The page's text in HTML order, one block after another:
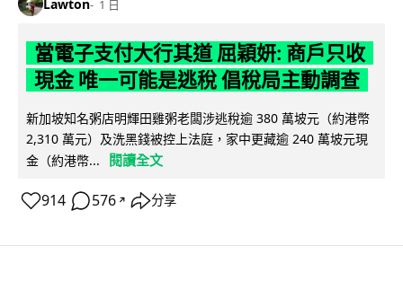
Lawton 1 日
當電子支付大行其道 屈穎妍: 商戶只收
現金 唯一可能是逃稅 倡稅局主動調查
新加坡知名粥店明輝田雞粥老闆涉逃稅逾 380 萬坡元（約港幣
2,310 萬元）及洗黑錢被控上法庭，家中更藏逾 240 萬坡元現
金（約港幣...
閱讀全文
914 576 ↗ 分享